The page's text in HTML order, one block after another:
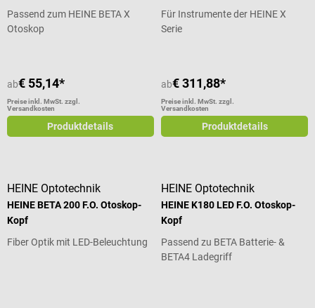
Passend zum HEINE BETA X
Otoskop
ab€ 55,14*
Preise inkl. MwSt. zzgl.
Versandkosten
Produktdetails
Für Instrumente der HEINE X
Serie
ab€ 311,88*
Preise inkl. MwSt. zzgl.
Versandkosten
Produktdetails
HEINE Optotechnik
HEINE BETA 200 F.O. Otoskop-
Kopf
Fiber Optik mit LED-Beleuchtung
HEINE Optotechnik
HEINE K180 LED F.O. Otoskop-
Kopf
Passend zu BETA Batterie- &
BETA4 Ladegriff